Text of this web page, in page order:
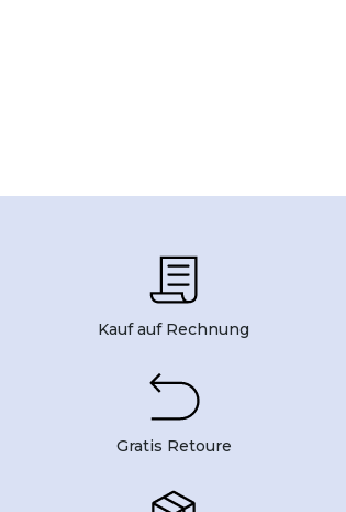
Kauf auf Rechnung
Gratis Retoure